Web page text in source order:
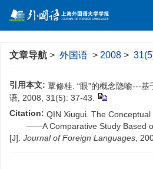
文章导航 > 外国语 > 2008 >
引用本文: 覃修桂. “眼”的概念隐喻---
语, 2008, 31(5): 37-43.
Citation: QIN Xiugui. The Conceptual
——A Comparative Study Based
[J]. Journal of Foreign Languages ,